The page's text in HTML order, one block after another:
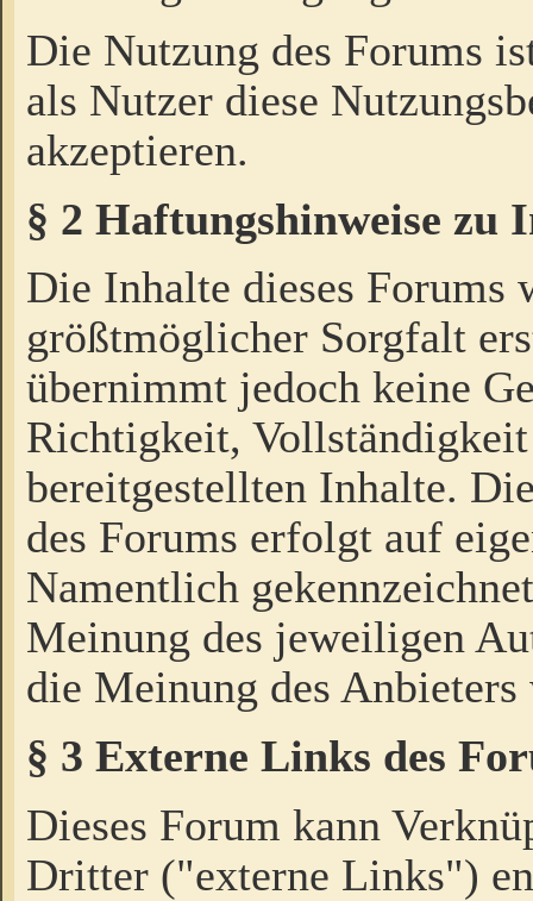
Die Nutzung des Forums
als Nutzer diese
akzeptieren.
§ 2 Haftungshinweise zu
Die Inhalte dieses Forums
größtmöglicher Sorgfalt
übernimmt jedoch keine
Richtigkeit,
bereitgestellten Inhalte.
des Forums erfolgt auf
Namentlich
Meinung des jeweiligen
die Meinung des Anbieters
§ 3 Externe Links des
Dieses Forum kann
Dritter ("externe Links")